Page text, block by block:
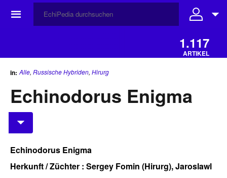
☰
1.117
ARTIKEL
in: Alle, Russische Hybriden, Hirurg
Echinodorus Enigma
Echinodorus Enigma
Herkunft / Züchter : Sergey Fomin (Hirurg), Jaroslawl